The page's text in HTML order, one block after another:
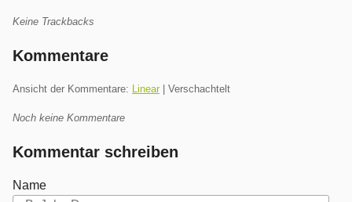
Keine Trackbacks
Kommentare
Ansicht der Kommentare: Linear| Verschachtelt
Noch keine Kommentare
Kommentar schreiben
Name